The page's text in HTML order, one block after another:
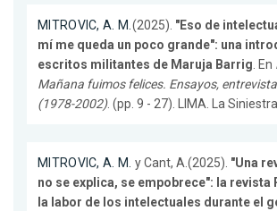
MITROVIC, A. M.(2025). "Eso de
mí me queda un poco grande": una
escritos militantes de Maruja Barrig. En
Mañana fuimos felices. Ensayos,
(1978-2002). (pp. 9 - 27). LIMA. La
MITROVIC, A. M. y Cant, A.(2025). "Una
no se explica, se empobrece": la revista
la labor de los intelectuales durante el